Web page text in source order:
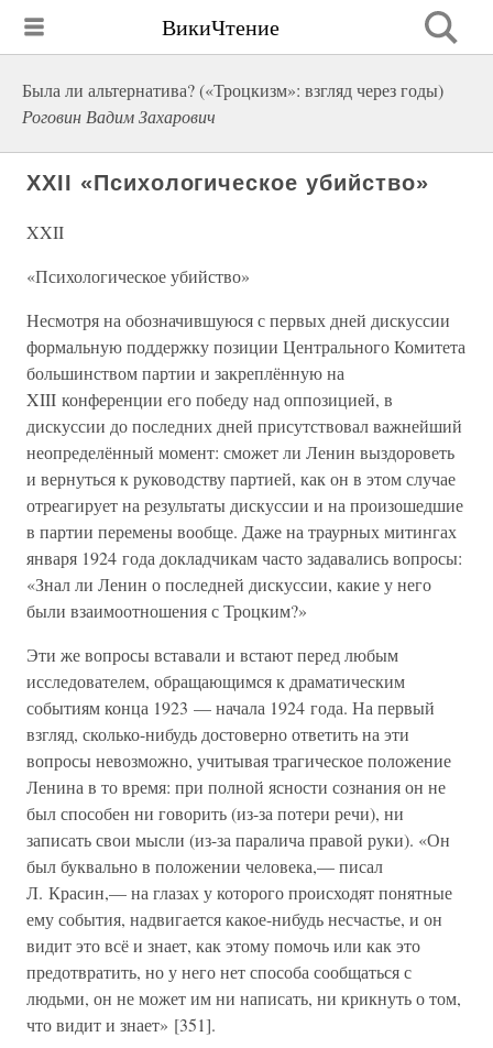
ВикиЧтение
Была ли альтернатива? («Троцкизм»: взгляд через годы)
Роговин Вадим Захарович
XXII «Психологическое убийство»
XXII
«Психологическое убийство»
Несмотря на обозначившуюся с первых дней дискуссии
формальную поддержку позиции Центрального Комитета
большинством партии и закреплённую на
XIII конференции его победу над оппозицией, в
дискуссии до последних дней присутствовал важнейший
неопределённый момент: сможет ли Ленин выздороветь
и вернуться к руководству партией, как он в этом случае
отреагирует на результаты дискуссии и на произошедшие
в партии перемены вообще. Даже на траурных митингах
января 1924 года докладчикам часто задавались вопросы:
«Знал ли Ленин о последней дискуссии, какие у него
были взаимоотношения с Троцким?»
Эти же вопросы вставали и встают перед любым
исследователем, обращающимся к драматическим
событиям конца 1923 — начала 1924 года. На первый
взгляд, сколько-нибудь достоверно ответить на эти
вопросы невозможно, учитывая трагическое положение
Ленина в то время: при полной ясности сознания он не
был способен ни говорить (из-за потери речи), ни
записать свои мысли (из-за паралича правой руки). «Он
был буквально в положении человека,— писал
Л. Красин,— на глазах у которого происходят понятные
ему события, надвигается какое-нибудь несчастье, и он
видит это всё и знает, как этому помочь или как это
предотвратить, но у него нет способа сообщаться с
людьми, он не может им ни написать, ни крикнуть о том,
что видит и знает» [351].